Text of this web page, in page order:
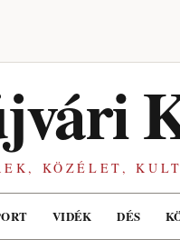
KÖZÉLET,
VIDÉK DÉS